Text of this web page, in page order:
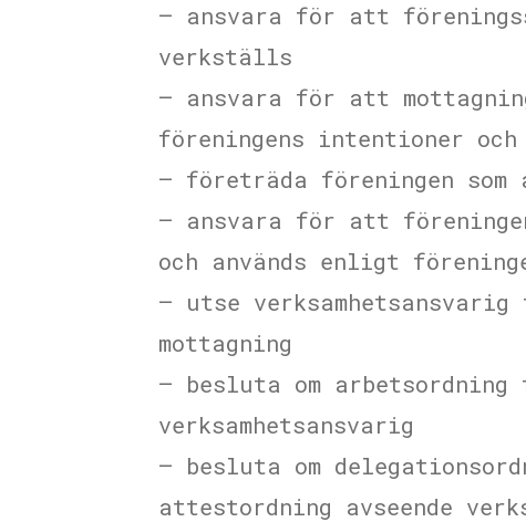
– ansvara för att
verkställs
– ansvara för att
föreningens intentioner och
– företräda föreningen som
– ansvara för att
och används enligt
– utse
mottagning
– besluta om arbetsordning
verksamhetsansvarig
– besluta om
attestordning avseende